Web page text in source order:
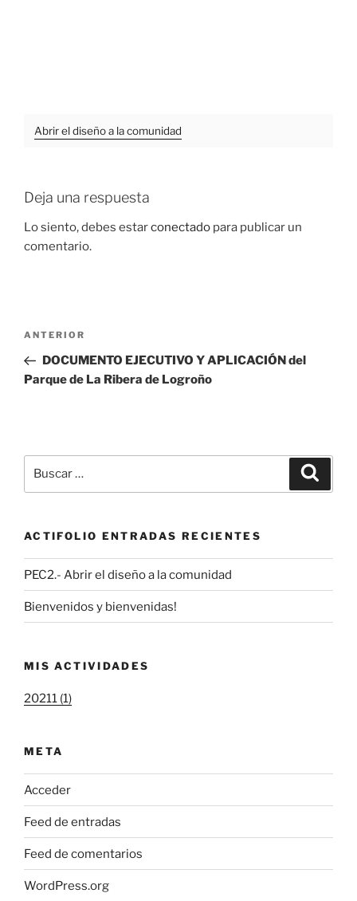
Abrir el diseño a la comunidad
Deja una respuesta
Lo siento, debes estarconectado para publicar un
comentario.
Navegación
entradas
Entrada
anterior:
ANTERIOR
DOCUMENTO EJECUTIVO Y APLICACIÓN del
Parque de La Ribera de Logroño
por:
ACTIFOLIO ENTRADAS RECIENTES
PEC2.- Abrir el diseño a la comunidad
Bienvenidos y bienvenidas!
MIS ACTIVIDADES
20211 (1)
META
Acceder
Feed de entradas
Feed de comentarios
WordPress.org